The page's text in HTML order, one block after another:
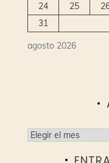
agosto 2026
24
25
31
Archivos